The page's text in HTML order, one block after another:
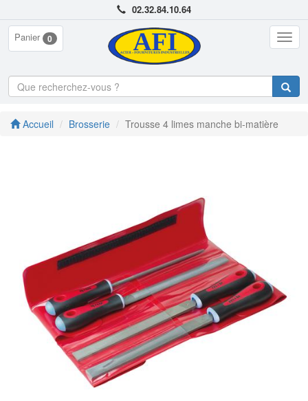
02.32.84.10.64
Panier 0
Accueil Brosserie Trousse 4 limes manche bi-matière